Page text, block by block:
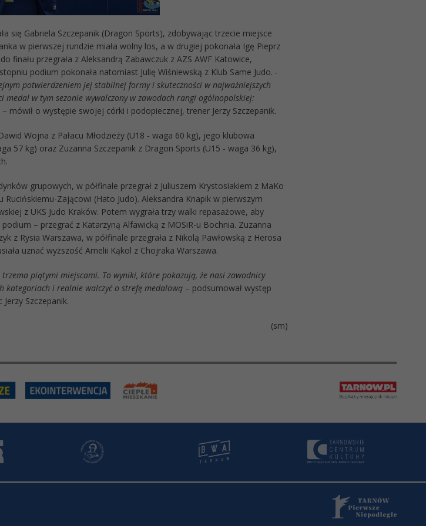
się Gabriela Szczepanik (Dragon Sports), zdobywając trzecie miejsce
w pierwszej rundzie miała wolny los, a w drugiej pokonała Igę Pieprz
finału przegrała z Aleksandrą Zabawczuk z AZS AWF Katowice,
podium pokonała natomiast Julię Wiśniewską z Klub Same Judo. -
potwierdzeniem jej stabilnej formy i skuteczności w najważniejszych
w tym sezonie wywalczony w zawodach rangi ogólnopolskiej:
– mówił o występie swojej córki i podopiecznej, trener Jerzy Szczepanik.
Wojna z Pałacu Młodzieży (U18 - waga 60 kg), jego klubowa
57 kg) oraz Zuzanna Szczepanik z Dragon Sports (U15 - waga 36 kg),
grupowych, w półfinale przegrał z Juliuszem Krystosiakiem z MaKo
Rucińskiemu-Zającowi (Hato Judo). Aleksandra Knapik w pierwszym
z UKS Judo Kraków. Potem wygrała trzy walki repasażowe, aby
– przegrać z Katarzyną Alfawicką z MOSiR-u Bochnia. Zuzanna
z Rysia Warszawa, w półfinale przegrała z Nikolą Pawłowską z Herosa
uznać wyższość Amelii Kąkol z Chojraka Warszawa.
piątymi miejscami. To wyniki, które pokazują, że nasi zawodnicy
kategoriach i realnie walczyć o strefę medalową– podsumował występ
Szczepanik.
(sm)